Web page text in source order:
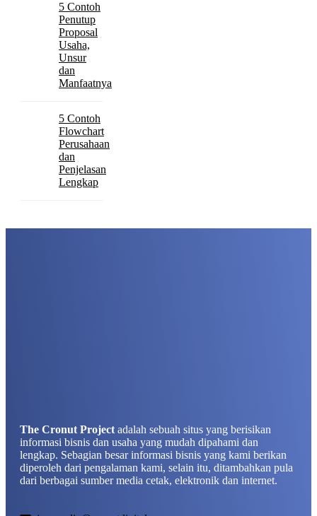
5 Contoh
Penutup
Proposal
Usaha,
Unsur
dan
Manfaatnya
5 Contoh
Flowchart
Perusahaan
dan
Penjelasan
Lengkap
The Cronut Project adalah sebuah situs yang berisikan
informasi bisnis dan usaha yang mudah dipahami dan
lengkap. Sebagian besar informasi bisnis yang kami berikan
diperoleh dari pengalaman kami, selain itu, ditambahkan pula
dari berbagai sumber media cetak, elektronik dan internet.